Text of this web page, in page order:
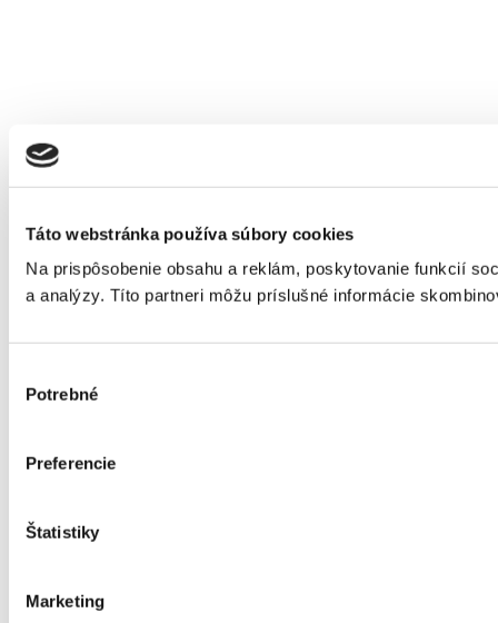
Táto webstránka používa súbory cookies
Na prispôsobenie obsahu a reklám, poskytovanie funkcií
a analýzy. Títo partneri môžu príslušné informácie
súhlasu
Potrebné
Preferencie
Štatistiky
Marketing